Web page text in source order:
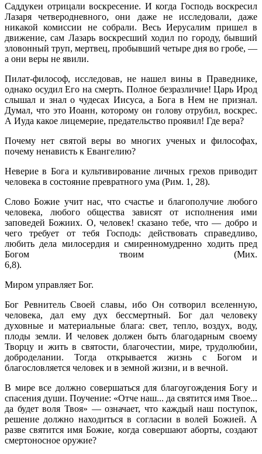
Саддукеи отрицали воскресение. И когда Господь воскресил
Лазаря четверодневного, они даже не исследовали, даже
никакой комиссии не собрали. Весь Иерусалим пришел в
движение, сам Лазарь воскресший ходил по городу, бывший
зловонный труп, мертвец, пробывший четыре дня во гробе, —
а они веры не явили.
Пилат-философ, исследовав, не нашел вины в Праведнике,
однако осудил Его на смерть. Полное безразличие! Царь Ирод
слышал и знал о чудесах Иисуса, а Бога в Нем не признал.
Думал, что это Иоанн, кото­рому он голову отрубил, воскрес.
А Иуда какое лицемерие, предатель­ство проявил! Где вера?
Почему нет святой веры во многих ученых и философах,
почему не­нависть к Евангелию?
Неверие в Бога и культивирование личных грехов приводит
человека в состояние превратного ума (Рим. 1, 28).
Слово Божие учит нас, что счастье и благополучие любого
человека, любого общества зависят от исполнения ими
заповедей Божиих. О, человек! сказано тебе, что — добро и
чего требует от тебя Господь: действовать справедливо,
любить дела милосердия и смиренномудренно ходить пред
Богом твоим (Мих.
6,8).
Миром управляет Бог.
Бог Ревнитель Своей славы, ибо Он сотворил вселенную,
человека, дал ему дух бессмертный. Бог дал человеку
духовные и материальные блага: свет, тепло, воздух, воду,
плоды земли. И человек должен быть благодарным своему
Творцу и жить в святости, благочестии, мире, трудо­любии,
доброделании. Тогда открывается жизнь с Богом и
благословляется человек и в земной жизни, и в вечной.
В мире все должно совершаться для благоугождения Богу и
спасе­ния души. Поучение: «Отче наш... да святится имя Твое...
да будет воля Твоя» — означает, что каждый наш поступок,
решение должно находить­ся в согласии в волей Божией. А
разве святится имя Божие, когда совер­шают аборты, создают
смертоносное оружие?